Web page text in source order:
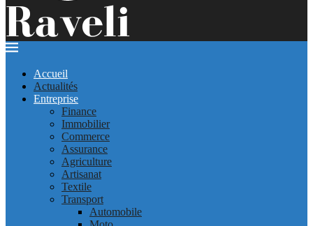
Accueil
Actualités
Entreprise
Finance
Immobilier
Commerce
Assurance
Agriculture
Artisanat
Textile
Transport
Automobile